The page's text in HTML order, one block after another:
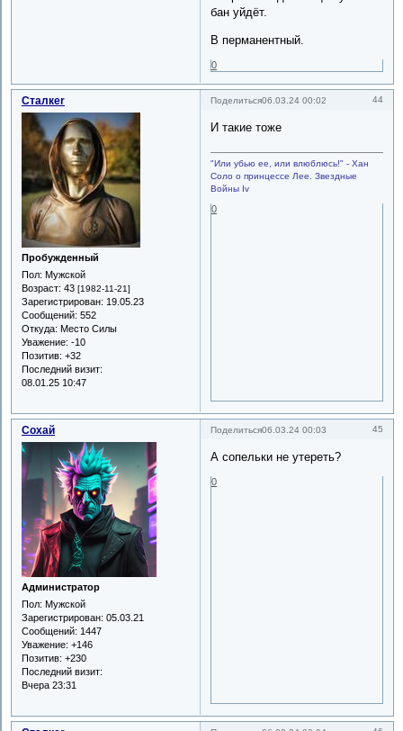
бан уйдёт.
В перманентный.
0
Поделиться 44
06.03.24 00:02
Сталкеr
Пробужденный
Пол: Мужской
Возраст: 43 [1982-11-21]
Зарегистрирован: 19.05.23
Сообщений: 552
Откуда: Место Силы
Уважение: -10
Позитив: +32
Последний визит:
08.01.25 10:47
И такие тоже
"Или убью ее, или влюблюсь!" - Хан
Соло о принцессе Лее. Звездные
Войны Iv
0
Поделиться 45
06.03.24 00:03
Сохай
Администратор
Пол: Мужской
Зарегистрирован: 05.03.21
Сообщений: 1447
Уважение: +146
Позитив: +230
Последний визит:
Вчера 23:31
А сопельки не утереть?
0